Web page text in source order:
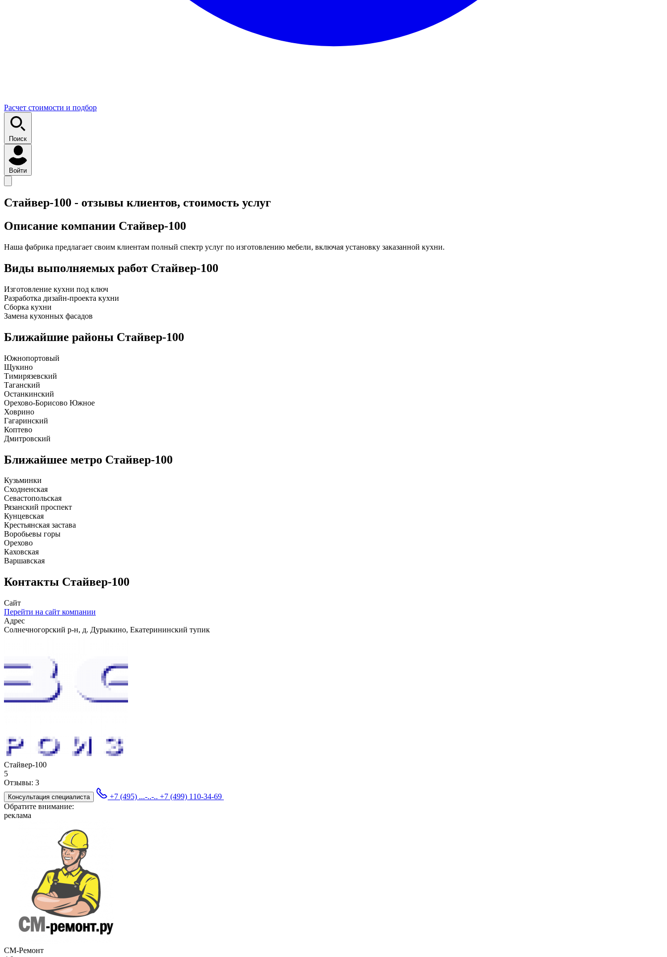
Расчет стоимости и подбор
Поиск
Войти
Стайвер-100 - отзывы клиентов, стоимость услуг
Описание компании Стайвер-100
Наша фабрика предлагает своим клиентам полный спектр услуг по изготовлению мебели, включая установку заказанной кухни.
Виды выполняемых работ Стайвер-100
Изготовление кухни под ключ
Разработка дизайн-проекта кухни
Сборка кухни
Замена кухонных фасадов
Ближайшие районы Стайвер-100
Южнопортовый
Щукино
Тимирязевский
Таганский
Останкинский
Орехово-Борисово Южное
Ховрино
Гагаринский
Коптево
Дмитровский
Ближайшее метро Стайвер-100
Кузьминки
Сходненская
Севастопольская
Рязанский проспект
Кунцевская
Крестьянская застава
Воробьевы горы
Орехово
Каховская
Варшавская
Контакты Стайвер-100
Сайт
Перейти на сайт компании
Адрес
Солнечногорский р-н, д. Дурыкино, Екатерининский тупик
Стайвер-100
5
Отзывы: 3
Консультация специалиста +7 (495) ...-..-.. +7 (499) 110-34-69
Обратите внимание:
реклама
СМ-Ремонт